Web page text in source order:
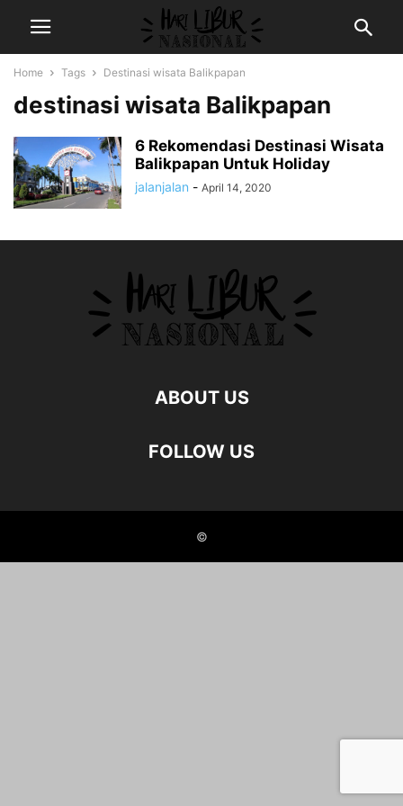
Home Tags Destinasi wisata Balikpapan
destinasi wisata Balikpapan
6 Rekomendasi Destinasi Wisata
Balikpapan Untuk Holiday
jalanjalan - April 14, 2020
ABOUT US
FOLLOW US
©